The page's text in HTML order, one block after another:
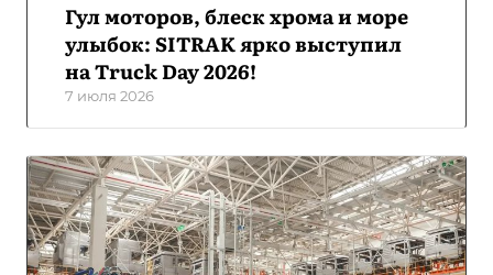
Гул моторов, блеск хрома и море
улыбок: SITRAK ярко выступил
на Truck Day 2026!
7 июля 2026